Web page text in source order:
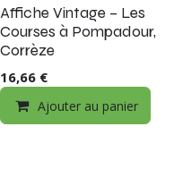
Affiche Vintage – Les
Courses à Pompadour,
Corrèze
16,66€
Ajouter au panier